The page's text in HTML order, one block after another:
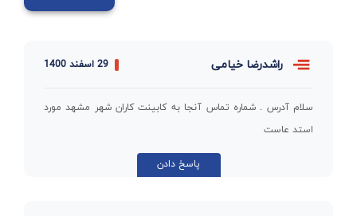
راشدرضا خیامی 29 اسفند 1400
سلام آدرس . شماره تماس آنجا به کابینت کاران شهر مشهد مورد
استد عاست
پاسخ دادن